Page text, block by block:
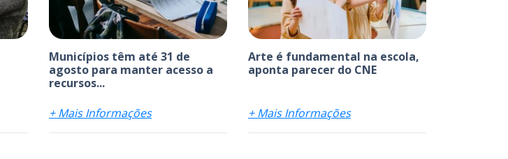
Municípios têm até 31 de
agosto para manter acesso a
recursos...
+ Mais Informações
Arte é fundamental na escola,
aponta parecer do CNE
+ Mais Informações